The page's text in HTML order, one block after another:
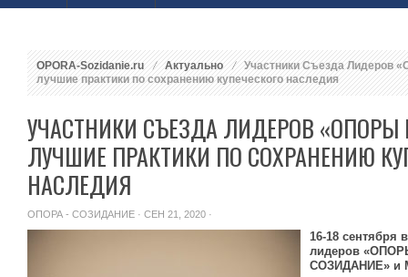
OPORA-Sozidanie.ru Актуально
Участники Съезда Лидеров
лучшие практики по сохранению купеческого наследия
УЧАСТНИКИ СЪЕЗДА ЛИДЕРОВ
ЛУЧШИЕ ПРАКТИКИ ПО СОХРАНЕНИЮ
НАСЛЕДИЯ
ОПОРА - СОЗИДАНИЕ · СЕН 21, 2020 ·
16-18 сентября
лидеров
СОЗИДАНИЕ» и